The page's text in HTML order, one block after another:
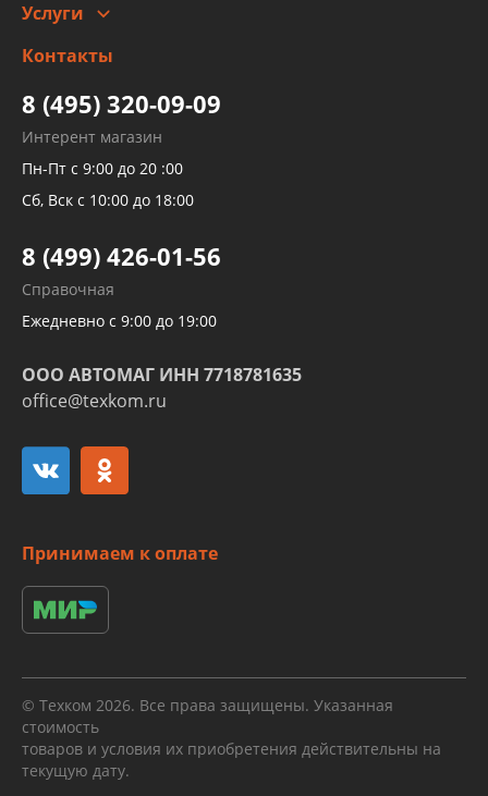
Заправка кондиционера авто
Детейлинг
Услуги
высокого давления
Тормозных трубок
Рукавов гидроусилителей
Рукавов компрессоров и турбин
Трубок кондиционеров
Развертка пайка медных стальных
алюминиевых трубок и штуцеров
Контакты
8 (495) 320-09-09
Интерент магазин
Пн-Пт с 9:00 до 20 :00
Сб, Вск с 10:00 до 18:00
8 (499) 426-01-56
Справочная
Ежедневно с 9:00 до 19:00
ООО АВТОМАГ ИНН 7718781635
office@texkom.ru
Принимаем к оплате
© Техком 2026. Все права защищены. Указанная
стоимость
товаров и условия их приобретения действительны на
текущую дату.